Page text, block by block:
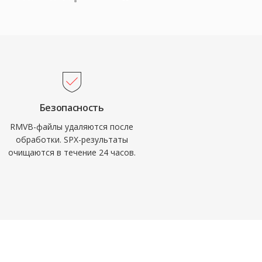
Безопасность
RMVB-файлы удаляются после
обработки. SPX-результаты
очищаются в течение 24 часов.